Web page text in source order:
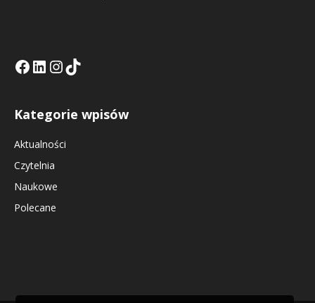
Facebook
LinkedIn
Tik Tok KEInstagramm KE
Kategorie wpisów
Aktualności
Czytelnia
Naukowe
Polecane